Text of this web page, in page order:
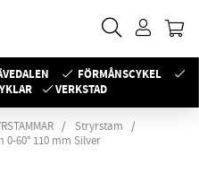
FÖRMÅNSCYKEL
VERKSTAD
Stryrstam
0-60° 110 mm Silver